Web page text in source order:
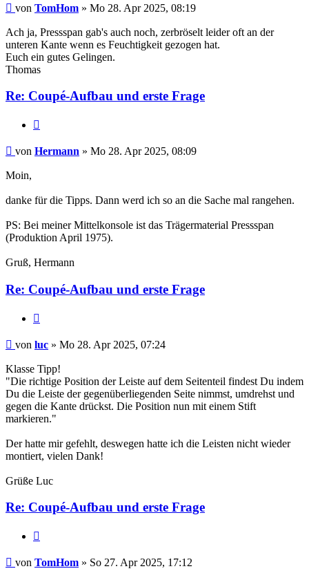
von TomHom » Mo 28. Apr 2025, 08:19
Ach ja, Pressspan gab's auch noch, zerbröselt leider oft an der
unteren Kante wenn es Feuchtigkeit gezogen hat.
Euch ein gutes Gelingen.
Thomas
Re: Coupé-Aufbau und erste Frage
von Hermann » Mo 28. Apr 2025, 08:09
Moin,
danke für die Tipps. Dann werd ich so an die Sache mal rangehen.
PS: Bei meiner Mittelkonsole ist das Trägermaterial Pressspan
(Produktion April 1975).
Gruß, Hermann
Re: Coupé-Aufbau und erste Frage
von luc » Mo 28. Apr 2025, 07:24
Klasse Tipp!
"Die richtige Position der Leiste auf dem Seitenteil findest Du indem
Du die Leiste der gegenüberliegenden Seite nimmst, umdrehst und
gegen die Kante drückst. Die Position nun mit einem Stift
markieren."
Der hatte mir gefehlt, deswegen hatte ich die Leisten nicht wieder
montiert, vielen Dank!
Grüße Luc
Re: Coupé-Aufbau und erste Frage
von TomHom » So 27. Apr 2025, 17:12